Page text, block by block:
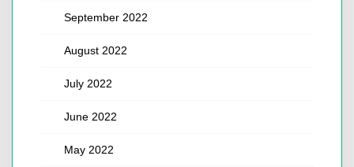
September 2022
August 2022
July 2022
June 2022
May 2022